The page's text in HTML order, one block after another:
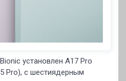
установлен A17 Pro
Pro), с шестиядерным